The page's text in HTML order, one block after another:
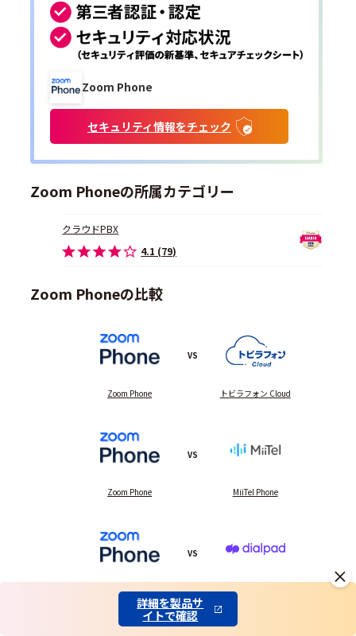
Zoom Phone
セキュリティ情報をチェック
Zoom Phoneの所属カテゴリー
クラウドPBX
4.1 (79)
Zoom Phoneの比較
Zoom Phone
VS
トビラフォン Cloud
Zoom Phone
VS
MiiTel Phone
Zoom Phone
VS
まとめて比較 他製品と比較
詳細を製品サ
イトで確認